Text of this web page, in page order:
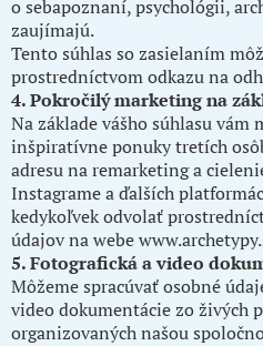
o sebapoznaní, psychológii,
zaujímajú.
Tento súhlas so zasielaním
prostredníctvom odkazu na
4. Pokročilý marketing na
Na základe vášho súhlasu vám
inšpiratívne ponuky tretích
adresu na remarketing a
Instagrame a ďalších
kedykoľvek odvolať
údajov na webe
5. Fotografická a video
Môžeme spracúvať osobné
video dokumentácie zo živých
organizovaných našou